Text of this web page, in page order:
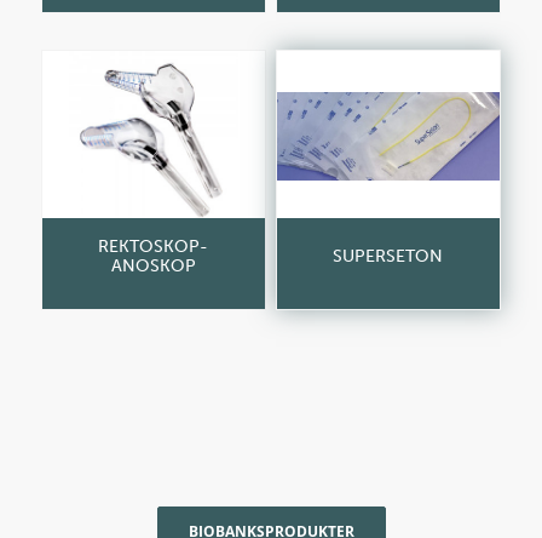
REKTOSKOP-
ANOSKOP
SUPERSETON
BIOBANKSPRODUKTER